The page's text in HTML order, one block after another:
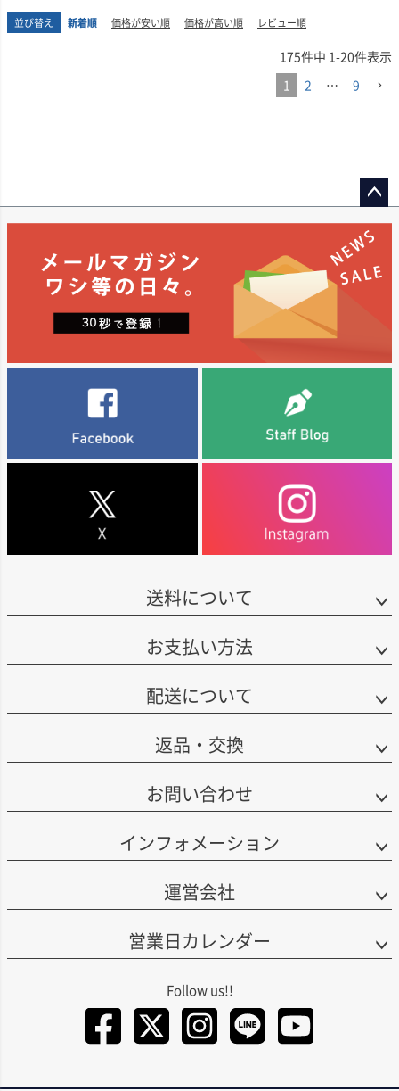
このブラック・ラベルは、濃密で深みがあり、豊かな個性を示す樽を選び抜
いて造られる特別なキュヴェです。ダスティな黒系果実に、エキゾチックな
花のような香りが重なり、驚くほどのピュアさと凝縮感を備えたワインに仕
を所有する実力派ワイナリーです。畑は歴史あるヴァレー・フロアから、火
山性土壌を含む丘陵地まで多岐にわたり、それぞれの土地が持つ個性を丁寧
にワインへ映し出しています。
ブドウ栽培から醸造まで自社で一貫して手がける「エステート・グロウン」
の考え方を大切にし、とくにカベルネ・ソーヴィニヨンでは、ナパ・ヴァレ
ーらしい凝縮感と、畑ごとの個性を表現することに力を注いでいます。
ーの魅力を、自社畑のブドウから実直に伝える生産者です。
シデンタルではソノマ・コーストの高品質なピノ・ノワールに特化したワイ
ン造りを行っています。
キスラー氏の哲学を受け継ぎながらも、シャルドネではなくピノ・ノワール
質基準を大切にしており、口の中を満たす果実味の豊かさや、なめらかな質
感、全体のバランスを重視したワイン造りを行っています。さらに、畑では
緻密な水分管理を行い、ブドウの個性を最大限に引き出すための工夫を重ね
また、モリードゥーカーならではのユニークな特徴として知られているの
代表作には「ザ・ボクサー」や「カーニバル・オブ・ラヴ」などがあり、力
い評価を獲得しています。品質の高さはもちろん、飲む人に驚きや楽しさを
届けてくれる存在として、モリードゥーカーはオーストラリアを代表する個
性派ワイナリーのひとつとして広く知られています。
生育期の始まりは、非常に冷涼な春の影響で萌芽が遅れ、ゆっくりとした立
ち上がりとなりました。しかし、十分な水分があったことで開花は順調に進
その後も非常に穏やかな日々が続いたことで、果実には複雑で奥行きのある
カリフォルニア州のナパ郡60％、ソノマ郡40％から収穫したブドウを使用し
■醸造について
ブドウは手摘みで収穫し、房ごとやさしく圧搾した後、果汁を天然酵母で発
酵させています。
発酵には複数の容器を使い分けており、フレンチオーク樽（新樽およびニュ
ートラル樽）は奥行きとほのかなオーク由来のスパイス感を、アカシア樽は
複雑で華やかなフローラル香を、ステンレス製の樽は果実の純粋さを、卵型
コンクリートタンクはフレッシュな香りと豊かな質感をもたらします。
■クインテッサについて
ーです。1989年、この特別な土地に大きな可能性を見出したヒュネーウス夫
妻がこの地を取得し、世界水準のワインを生み出すエステートとして築き上
を行い、1989年の植樹時から有機農法の原則に基づき、1996年からはビオデ
ィナミ農法も実践しながら、自然環境との調和を大切にしたブドウ栽培を行
こうして育まれたブドウの個性を見極めながら、土地の多様性をひとつの調
複雑さ、奥行き、そして洗練された品格を備えた味わいが生み出されていま
す。ナパ・ヴァレーらしい豊かな果実味を感じさせながらも、全体には調和
ています。イルミネーションは、クインテッサと同じ哲学と精密さのもとで
造られる限定生産の白ワインで、複雑さ、質感、そして熟成のポテンシャル
る味わいへとまとめ上げる姿勢は、白ワインにも共通しており、華やかさの
中に奥行きと気品を備えたそのスタイルに、クインテッサならではの魅力が
に、ミネラルやハーブ、さらにジュニパーベリーを思わせる個性的なニュア
口に含むと、存在感のある酸が感じられますが、無骨さはなく、丁寧に織り
上げられたような一体感を備えています。同時に、熟した赤系果実の風味が
カリフォルニア州ソノマ郡のソノマ・マウンテンは、カリフォルニアでも古
複雑に入り混じる気候条件により、ブドウはゆっくりと成熟し、フェノール
ヴァン・ダー・カンプ・ヴィンヤードは、ソノマ・マウンテンの頂上付近、
標高約500mに位置し、やや北向きの斜面に広がっています。この畑は、カリ
フォルニアのピノ・ノワール畑の中でも特に長い歴史をもつ畑のひとつで
す。また、ネイティブ・アメリカンにとっての聖地でもあり、「ここから世
ます。品質面でもこの地域の中で際立った個性を備えるとされ、リコリスや
アーシーなニュアンス、林床を思わせる複雑な香りが特徴です。栽培におい
■醸造について
ています。アルコール度数14.71％。
■ヴィヴィアーについて
ヴィヴィアーは、ステファン・ヴィヴィアー氏によって設立されたワイナリ
ステファン・ヴィヴィアー氏は、ロマネ・コンティの元共同経営者オベー
ル・ド・ヴィレーヌ氏と、カーネロスの名門ハイド・ヴィンヤーズの創業者
2002年からワインメーカーを務め、2021年からはコンサルタントとしても携
わっています。
フランス／ブルゴーニュ出身の彼が手掛けるヴィヴィアーは、ブルゴーニュ
とカリフォルニアを融合させたような華やかさを備え、アルコールが上がり
自身のルーツであるブルゴーニュで親しまれてきたピノ・ノワールとシャル
て真価を発揮するワインも、繊細で奥行きのある味わいに仕上げています。
並び替え 新着順 価格が安い順 価格が高い順 レビュー順
175件中 1-20件表示
1
2 … 9
ジト
へ
送料について
お支払い方法
配送について
返品・交換
お問い合わせ
インフォメーション
運営会社
営業日カレンダー
Facebook
Twitter
LINE